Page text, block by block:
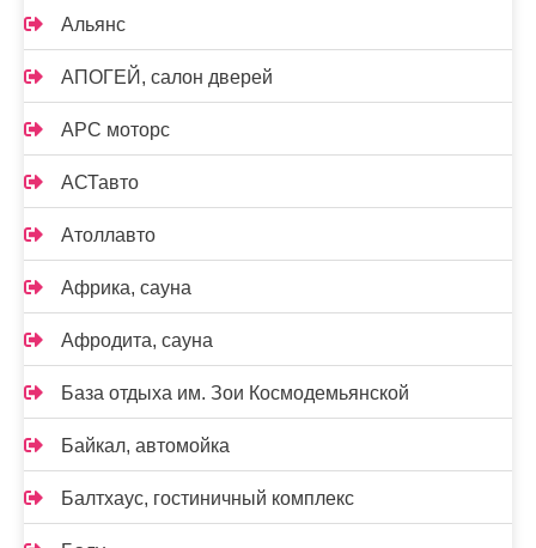
Альянс
АПОГЕЙ, салон дверей
АРС моторс
АСТавто
Атоллавто
Африка, сауна
Афродита, сауна
База отдыха им. Зои Космодемьянской
Байкал, автомойка
Балтхаус, гостиничный комплекс